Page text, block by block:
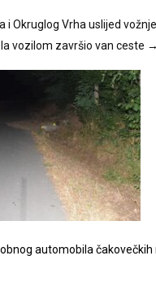
i Okruglog Vrha uslijed
vozilom završio van ceste →
automobila